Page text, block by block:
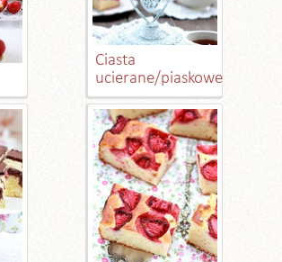
Ciasta
ucierane/piaskowe